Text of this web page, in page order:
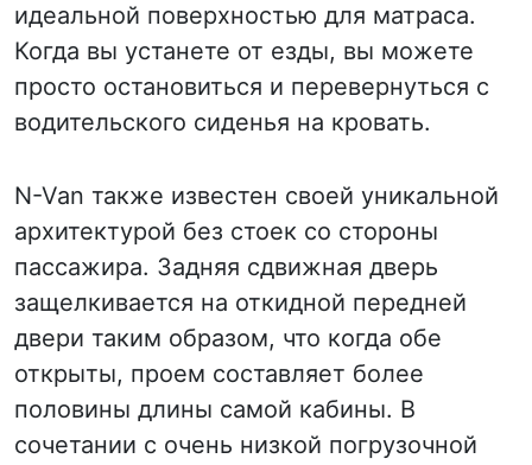
идеальной поверхностью для матраса.
Когда вы устанете от езды, вы можете
просто остановиться и перевернуться с
водительского сиденья на кровать.
N-Van также известен своей уникальной
архитектурой без стоек со стороны
пассажира. Задняя сдвижная дверь
защелкивается на откидной передней
двери таким образом, что когда обе
открыты, проем составляет более
половины длины самой кабины. В
сочетании с очень низкой погрузочной